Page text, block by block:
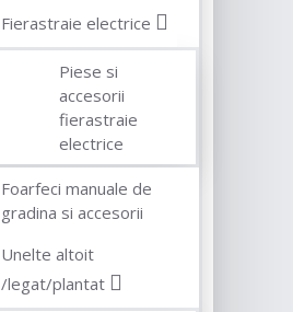
Fierastraie electrice
Piese si
accesorii
fierastraie
electrice
Foarfeci manuale de
gradina si accesorii
Unelte altoit
/legat/plantat